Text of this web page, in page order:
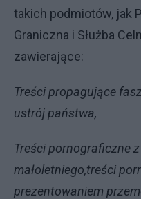
takich podmiotów, jak
Graniczna i Służba
zawierające:
Treści propagujące
ustrój państwa,
Treści pornograficzne z
małoletniego,treści
prezentowaniem